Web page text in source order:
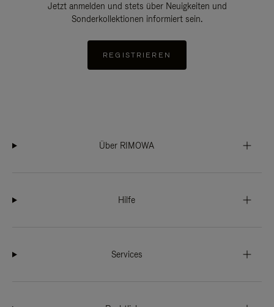
Jetzt anmelden und stets über Neuigkeiten und
Sonderkollektionen informiert sein.
REGISTRIEREN
Über RIMOWA
Hilfe
Services